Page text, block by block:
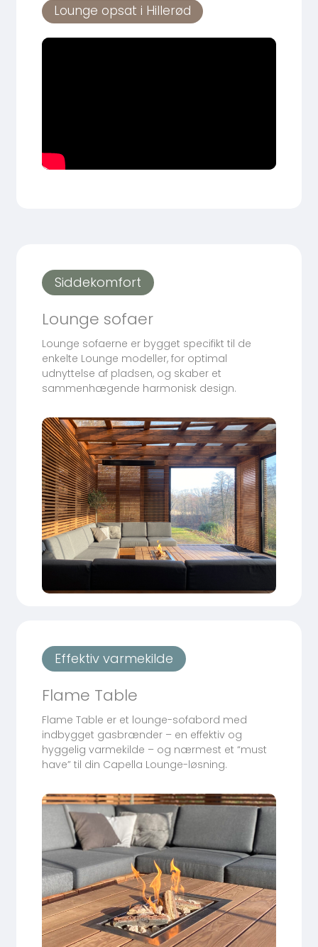
Lounge opsat i Hillerød
Siddekomfort
Lounge sofaer
Lounge sofaerne er bygget specifikt til de
enkelte Lounge modeller, for optimal
udnyttelse af pladsen, og skaber et
sammenhægende harmonisk design.
Effektiv varmekilde
Flame Table
Flame Table er et lounge-sofabord med
indbygget gasbrænder – en effektiv og
hyggelig varmekilde – og nærmest et “must
have” til din Capella Lounge-løsning.